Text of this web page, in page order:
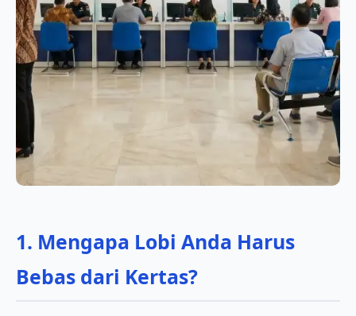
1. Mengapa Lobi Anda Harus
Bebas dari Kertas?